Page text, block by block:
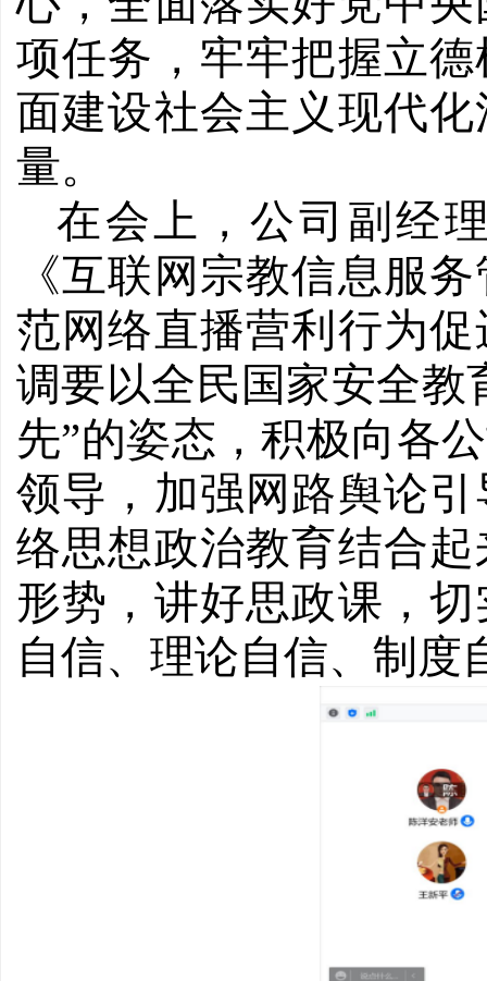
项任务，牢牢把握立
面建设社会主义现代
量。
在会上，公司副经
《互联网宗教信息服
范网络直播营利行为
调要以全民国家安全教
先”的姿态，积极向各
领导，加强网路舆论
络思想政治教育结合
形势，讲好思政课，
自信、理论自信、制度